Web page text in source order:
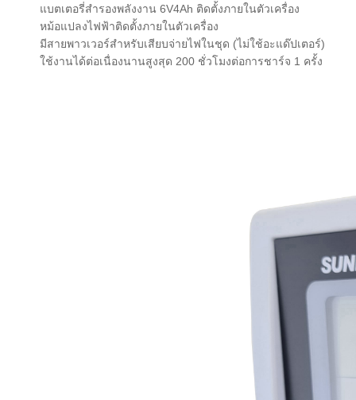
แบตเตอรี่สำรองพลังงาน 6V4Ah ติดตั้งภายในตัวเครื่อง
หม้อแปลงไฟฟ้าติดตั้งภายในตัวเครื่อง
มีสายพาวเวอร์สำหรับเสียบจ่ายไฟในชุด (ไม่ใช้อะแด๊ปเตอร์)
ใช้งานได้ต่อเนื่องนานสูงสุด 200 ชั่วโมงต่อการชาร์จ 1 ครั้ง